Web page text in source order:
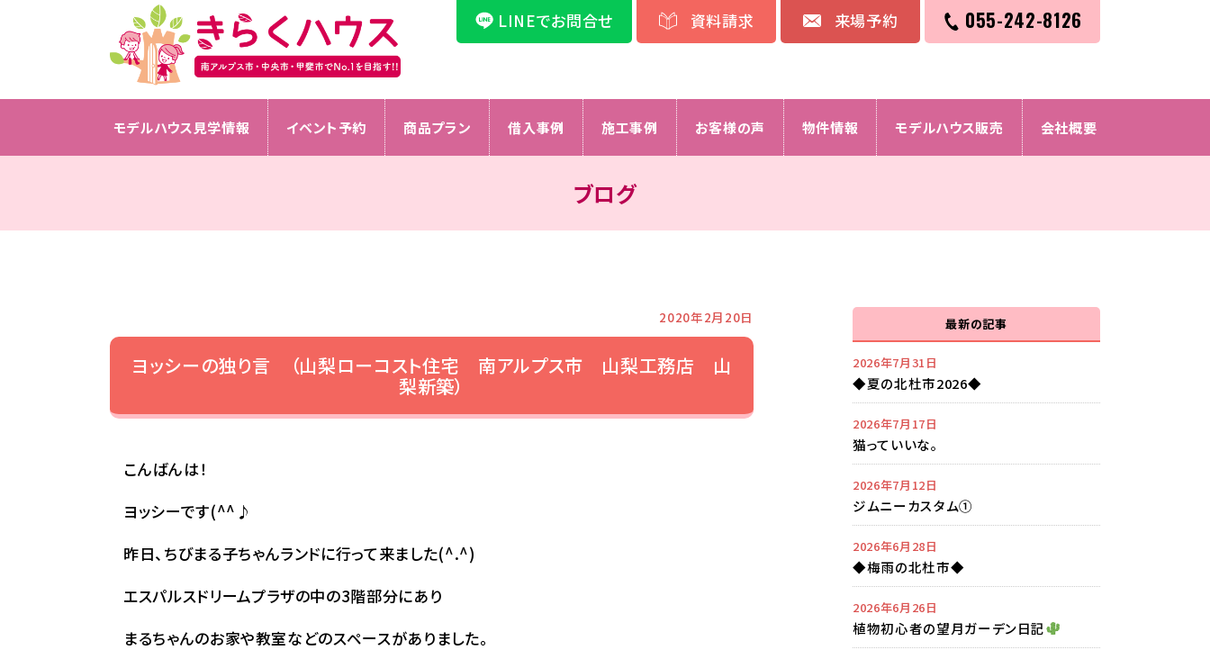
LINEでお問合せ 資料請求 来場予約 055-242-8126
モデルハウス見学情報 イベント予約 商品プラン 借入事例 施工事例 お客様の声 物件情報 モデルハウス販売 会社概要
ブログ
2020年2月20日
ヨッシーの独り言 （山梨ローコスト住宅 南アルプス市 山梨工務店 山
梨新築）
こんばんは！
ヨッシーです(^^♪
昨日、ちびまる子ちゃんランドに行って来ました(^.^)
エスパルスドリームプラザの中の3階部分にあり
まるちゃんのお家や教室などのスペースがありました。
最新の記事
2026年7月31日
◆夏の北杜市2026◆
2026年7月17日
猫っていいな。
2026年7月12日
ジムニーカスタム①
2026年6月28日
◆梅雨の北杜市◆
2026年6月26日
植物初心者の望月ガーデン日記